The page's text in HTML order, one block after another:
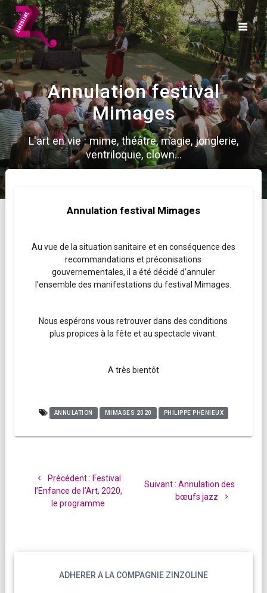
Skip
to
content
Annulation festival
Mimages
L'art en vie : mime, théâtre, magie, jonglerie,
ventriloquie, clown...
Annulation festival Mimages
Au vue de la situation sanitaire et en conséquence des
recommandations et préconisations
gouvernementales, il a été décidé d’annuler
l’ensemble des manifestations du festival Mimages.
Nous espérons vous retrouver dans des conditions
plus propices à la fête et au spectacle vivant.
A très bientôt
ANNULATION MIMAGES 2020 PHILIPPE PHÉNIEUX
l’article
Précédent : Article
précédent
:
Festival
l’Enfance de l’Art, 2020,
le programme
Suivant : Article
suivant
Annulation des
bœufs jazz
ADHERER A LA COMPAGNIE ZINZOLINE